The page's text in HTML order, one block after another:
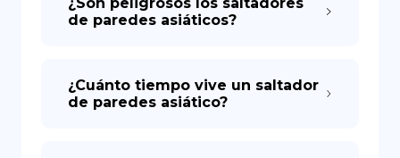
de paredes asiáticos?
¿Cuánto tiempo vive un saltador
de paredes asiático?